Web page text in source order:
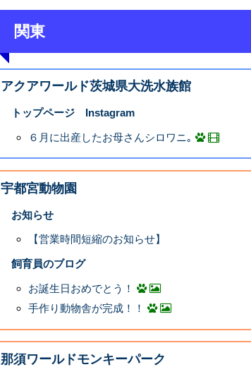
関東
アクアワールド茨城県大洗水族館
トップページ Instagram
６月に出産したお母さんシロワニ｡
宇都宮動物園
お知らせ
【営業時間短縮のお知らせ】
飼育員のブログ
お誕生日おめでとう！
手作り動物舎が完成！！
那須ワールドモンキーパーク